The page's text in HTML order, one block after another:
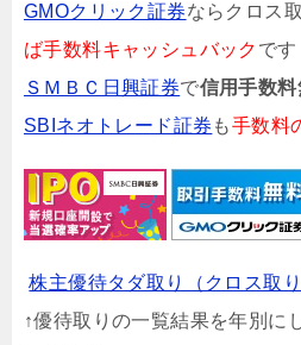
GMOクリック証券ならクロス
ば手数料キャッシュバック です
ＳＭＢＣ日興証券で信用手数料
SBIネオトレード証券 も手数料
株主優待タダ取り（クロス取
↑優待取りの一覧結果を年別に